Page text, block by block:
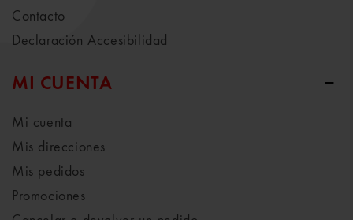
Contacto
Declaración Accesibilidad
MI CUENTA
Mi cuenta
Mis direcciones
Mis pedidos
Promociones